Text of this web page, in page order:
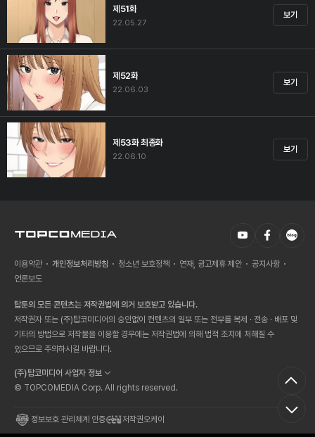
제51화
22.05.27
보기
제52화
22.06.03
보기
제53화 최종화
22.06.10
보기
이용약관 개인정보처리방침 청소년 보호정책 연재, 광고제휴 제안
공지사항
언론보도
탑툰의 모든 콘텐츠는 저작권법에 의거 보호받고 있습니다.
저작권자 또는 (주)탑코미디어의 승인없이 컨텐츠의 일부 또는 전부를 복제 · 전송 · 배포 및
기타의 방법으로 저작물을 이용할 경우에는 저작권법에 의해 법적 조치에 처해질 수
있으므로 주의하시길 바랍니다.
(주)탑코미디어 사업자 정보
© TOPCOMEDIA Corp. All rights reserved.
정보보호 관리체계 인증 저작권오케이